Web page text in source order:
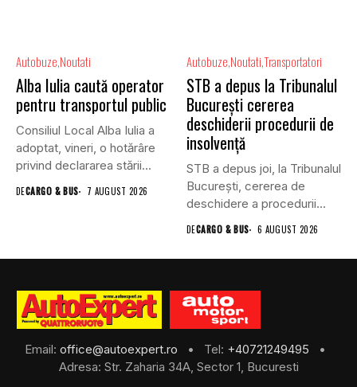
Autobuze Noutati
Alba Iulia caută operator
pentru transportul public
Consiliul Local Alba Iulia a
adoptat, vineri, o hotărâre
privind declararea stării...
DECARGO & BUS 7 AUGUST 2026
Autobuze NoutatiTransportatori
STB a depus la Tribunalul
București cererea
deschiderii procedurii de
insolvență
STB a depus joi, la Tribunalul
Bucureşti, cererea de
deschidere a procedurii...
DECARGO & BUS 6 AUGUST 2026
Email: office@autoexpert.ro • Tel: +40721249495
•
Adresa: Str. Zaharia 34A, Sector 1, Bucuresti